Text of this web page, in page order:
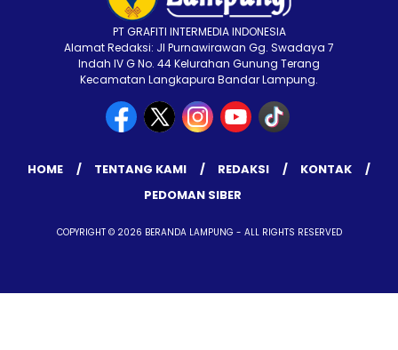
PT GRAFITI INTERMEDIA INDONESIA
Alamat Redaksi: Jl Purnawirawan Gg. Swadaya 7
Indah IV G No. 44 Kelurahan Gunung Terang
Kecamatan Langkapura Bandar Lampung.
HOME TENTANG KAMI REDAKSI
KONTAK
PEDOMAN SIBER
COPYRIGHT © 2026 BERANDA LAMPUNG - ALL RIGHTS RESERVED